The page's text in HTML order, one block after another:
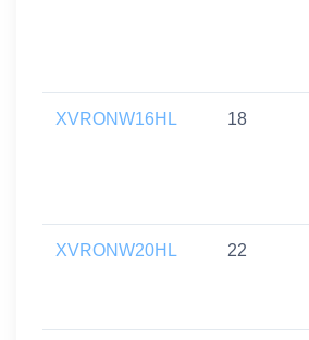
XVRONW16HL 18
XVRONW20HL 22